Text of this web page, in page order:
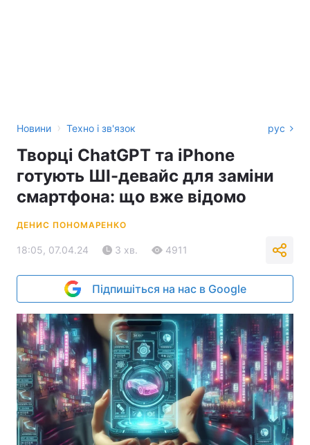
Новини › Техно і зв'язок рус
Творці ChatGPT та iPhone
готують ШІ-девайс для заміни
смартфона: що вже відомо
ДЕНИС ПОНОМАРЕНКО
18:05, 07.04.24 3 хв. 4911
Підпишіться на нас в Google